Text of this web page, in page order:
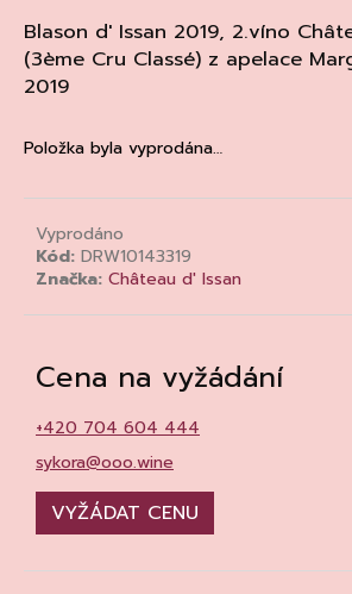
Blason d' Issan 2019, 2.víno Châ
(3ème Cru Classé) z apelace
2019
Položka byla vyprodána…
Vyprodáno
Kód: DRW10143319
Značka: Château d' Issan
Cena na vyžádání
+420 704 604 444
sykora@ooo.wine
VYŽÁDAT CENU
a
j
í
?
HLEDAT
D
p
o
č
u